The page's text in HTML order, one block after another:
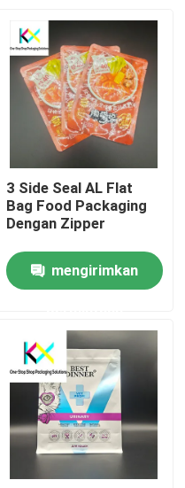
3 Side Seal AL Flat
Bag Food Packaging
Dengan Zipper
mengirimkan